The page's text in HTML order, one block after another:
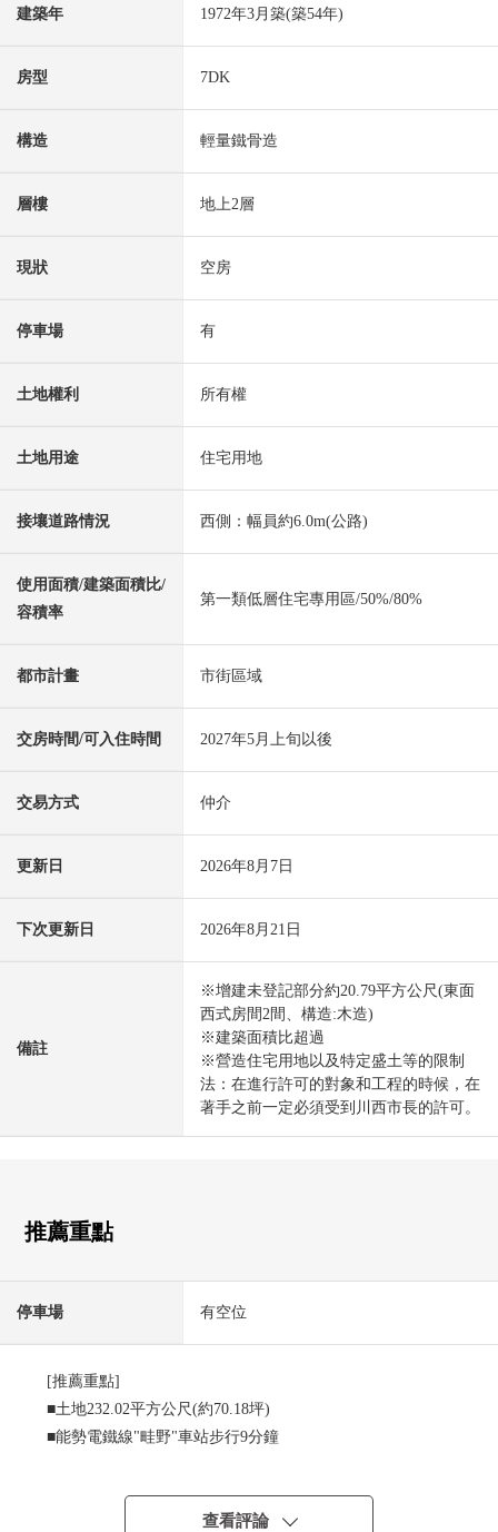
建築年 1972年3月築(築54年)
房型 7DK
構造 輕量鐵骨造
層樓 地上2層
現狀 空房
停車場 有
土地權利 所有權
土地用途 住宅用地
接壤道路情況 西側：幅員約6.0m(公路)
使用面積/建築面積比/
容積率
第一類低層住宅專用區/50%/80%
都市計畫 市街區域
交房時間/可入住時間 2027年5月上旬以後
交易方式 仲介
更新日 2026年8月7日
下次更新日 2026年8月21日
備註
※增建未登記部分約20.79平方公尺(東面
西式房間2間、構造:木造)
※建築面積比超過
※營造住宅用地以及特定盛土等的限制
法：在進行許可的對象和工程的時候，在
著手之前一定必須受到川西市長的許可。
推薦重點
停車場 有空位
[推薦重點]
■土地232.02平方公尺(約70.18坪)
■能勢電鐵線"畦野"車站步行9分鐘
■兩個東面的西式房間在1998年增建
查看評論